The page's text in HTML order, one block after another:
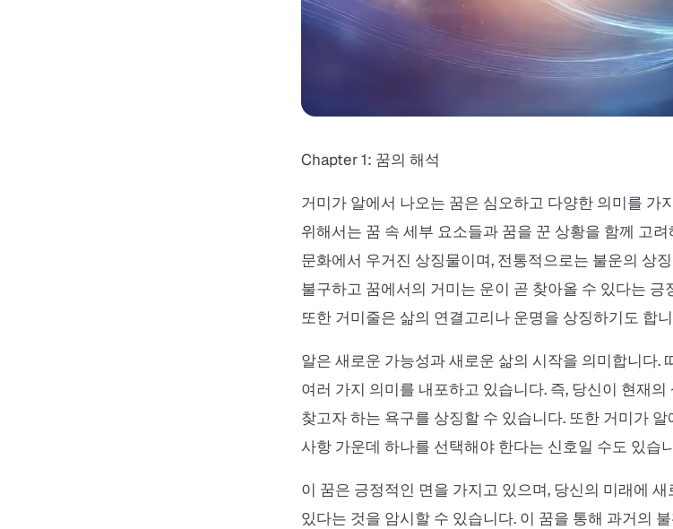
Chapter 1: 꿈의 해석
거미가 알에서 나오는 꿈은 심오하고 다양한 의미를 가
위해서는 꿈 속 세부 요소들과 꿈을 꾼 상황을 함께 고
문화에서 우거진 상징물이며, 전통적으로는 불운의 상
불구하고 꿈에서의 거미는 운이 곧 찾아올 수 있다는
또한 거미줄은 삶의 연결고리나 운명을 상징하기도 합
알은 새로운 가능성과 새로운 삶의 시작을 의미합니다.
여러 가지 의미를 내포하고 있습니다. 즉, 당신이 현재
찾고자 하는 욕구를 상징할 수 있습니다. 또한 거미가
사항 가운데 하나를 선택해야 한다는 신호일 수도 있습
이 꿈은 긍정적인 면을 가지고 있으며, 당신의 미래에
있다는 것을 암시할 수 있습니다. 이 꿈을 통해 과거의